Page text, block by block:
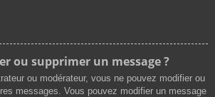
ou supprimer un message ?
ou modérateur, vous ne pouvez modifier ou
messages. Vous pouvez modifier un message